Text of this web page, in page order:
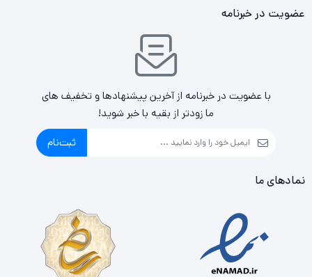
عضویت در خبرنامه
با عضویت در خبرنامه از آخرین پیشنهادها و تخفیف های
ما زودتر از بقیه با خبر شوید!
ثبت‌نام
نمادهای ما